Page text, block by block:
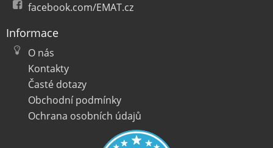
facebook.com/EMAT.cz
Informace
O nás
Kontakty
Časté dotazy
Obchodní podmínky
Ochrana osobních údajů